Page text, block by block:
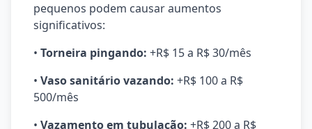
pequenos podem causar aumentos
significativos:
• Torneira pingando: +R$ 15 a R$ 30/mês
• Vaso sanitário vazando: +R$ 100 a R$
500/mês
• Vazamento em tubulação: +R$ 200 a R$